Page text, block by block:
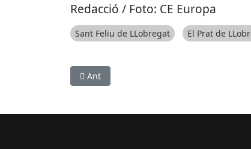
Redacció / Foto: CE Europa
Sant Feliu de LLobregat El Prat de
Article anterior: SOCIETAT: El nou Parc
Ant